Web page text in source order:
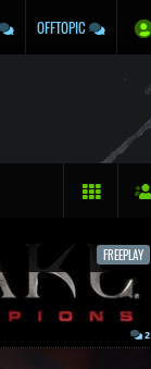
OFFTOPIC
FREEPLAY
2